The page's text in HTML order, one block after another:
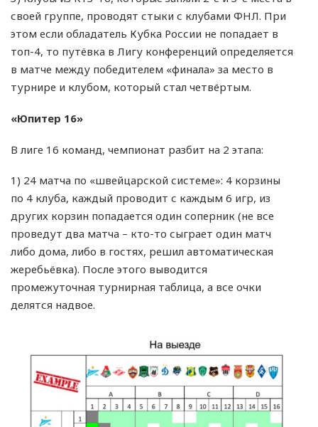
своей группе, проводят стыки с клубами ФНЛ. При
этом если обладатель Кубка России не попадает в
топ-4, то путёвка в Лигу конференций определяется
в матче между победителем «финала» за место в
турнире и клубом, который стал четвёртым.
«Юпитер 16»
В лиге 16 команд, чемпионат разбит на 2 этапа:
1) 24 матча по «швейцарской системе»: 4 корзины
по 4 клуба, каждый проводит с каждым 6 игр, из
других корзин попадается один соперник (не все
проведут два матча – кто-то сыграет один матч
либо дома, либо в гостях, решил автоматическая
жеребьёвка). После этого выводится
промежуточная турнирная таблица, а все очки
делятся надвое.